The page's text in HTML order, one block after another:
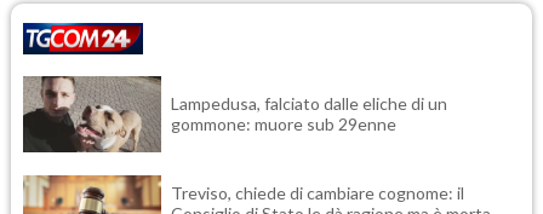
Lampedusa, falciato dalle eliche di un
gommone: muore sub 29enne
Treviso, chiede di cambiare cognome: il